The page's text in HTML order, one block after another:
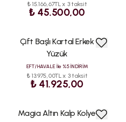
₺ 15.166,67TL x 3 taksit
₺ 45.500,00
Çift Başlı Kartal Erkek
Yüzük
EFT/HAVALE İle %5 İNDİRİM
₺ 13.975,00TL x 3 taksit
₺ 41.925,00
Magia Altın Kalp Kolye